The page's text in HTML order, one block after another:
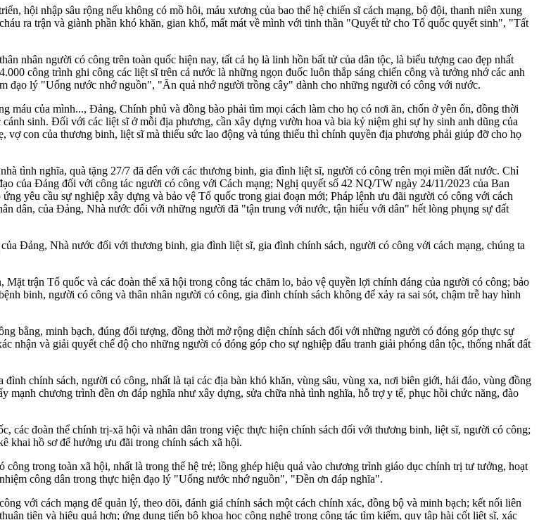
hội nhập sâu rộng nếu không có mồ hôi, máu xương của bao thế hệ chiến sĩ cách mạng, bộ đội, thanh niên xung
ra trận và giành phần khó khăn, gian khổ, mất mát về mình với tinh thần "Quyết tử cho Tổ quốc quyết sinh", "Tất
nhân người có công trên toàn quốc hiện nay, tất cả họ là linh hồn bất tử của dân tộc, là biểu tượng cao đẹp nhất
công trình ghi công các liệt sĩ trên cả nước là những ngọn đuốc luôn thắp sáng chiến công và tưởng nhớ các anh
đạo lý "Uống nước nhớ nguồn", "Ăn quả nhớ người trồng cây" dành cho những người có công với nước.
của mình..., Đảng, Chính phủ và đồng bào phải tìm mọi cách làm cho họ có nơi ăn, chốn ở yên ổn, đồng thời
sinh. Đối với các liệt sĩ ở mỗi địa phương, cần xây dựng vườn hoa và bia kỷ niệm ghi sự hy sinh anh dũng của
con của thương binh, liệt sĩ mà thiếu sức lao động và túng thiếu thì chính quyền địa phương phải giúp đỡ cho họ
tình nghĩa, quà tặng 27/7 đã đến với các thương binh, gia đình liệt sĩ, người có công trên mọi miền đất nước. Chỉ
của Đảng đối với công tác người có công với Cách mạng; Nghị quyết số 42 NQ/TW ngày 24/11/2023 của Ban
yêu cầu sự nghiệp xây dựng và bảo vệ Tổ quốc trong giai đoạn mới; Pháp lệnh ưu đãi người có công với cách
dân, của Đảng, Nhà nước đối với những người đã "tận trung với nước, tận hiếu với dân" hết lòng phụng sự đất
Đảng, Nhà nước đối với thương binh, gia đình liệt sĩ, gia đình chính sách, người có công với cách mạng, chúng ta
trận Tổ quốc và các đoàn thể xã hội trong công tác chăm lo, bảo vệ quyền lợi chính đáng của người có công; bảo
binh, người có công và thân nhân người có công, gia đình chính sách không để xảy ra sai sót, chậm trễ hay hình
bằng, minh bạch, đúng đối tượng, đồng thời mở rộng diện chính sách đối với những người có đóng góp thực sự
nhận và giải quyết chế độ cho những người có đóng góp cho sự nghiệp đấu tranh giải phóng dân tộc, thống nhất đất
chính sách, người có công, nhất là tại các địa bàn khó khăn, vùng sâu, vùng xa, nơi biên giới, hải đảo, vùng đồng
mạnh chương trình đền ơn đáp nghĩa như xây dựng, sửa chữa nhà tình nghĩa, hỗ trợ y tế, phục hồi chức năng, đào
các đoàn thể chính trị-xã hội và nhân dân trong việc thực hiện chính sách đối với thương binh, liệt sĩ, người có công;
khai hồ sơ để hưởng ưu đãi trong chính sách xã hội.
trong toàn xã hội, nhất là trong thế hệ trẻ; lồng ghép hiệu quả vào chương trình giáo dục chính trị tư tưởng, hoạt
công dân trong thực hiện đạo lý "Uống nước nhớ nguồn", "Đền ơn đáp nghĩa".
với cách mạng để quản lý, theo dõi, đánh giá chính sách một cách chính xác, đồng bộ và minh bạch; kết nối liên
tiện và hiệu quả hơn; ứng dụng tiến bộ khoa học công nghệ trong công tác tìm kiếm, quy tập hài cốt liệt sĩ, xác